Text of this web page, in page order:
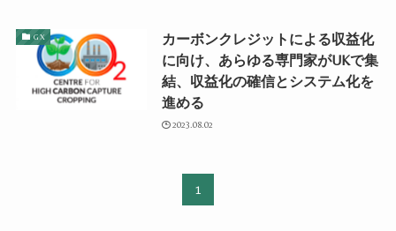
GX
カーボンクレジットによる収益化
に向け、あらゆる専門家がUKで集
結、収益化の確信とシステム化を
進める
2023.08.02
1